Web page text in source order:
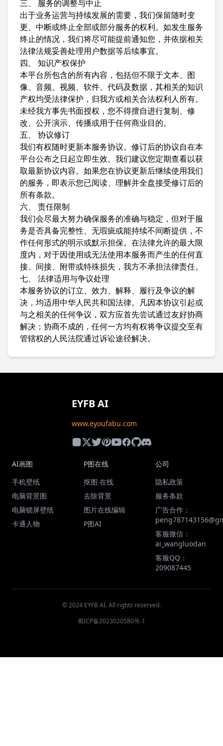
三、 服务的调整与中止
出于业务运营与持续发展的需要，我们保留随时变
更、中断或终止全部或部分服务的权利。如发生服务
终止的情况，我们将尽可能提前通知您，并依据相关
法律法规妥善处理用户数据等后续事宜。
四、 知识产权保护
本平台所包含的所有内容，包括但不限于文本、图
像、音频、视频、软件、代码及数据，其相关的知识
产权均受法律保护，归我方或相关合法权利人所有。
未经我方事先书面授权，您不得擅自进行复制、修
改、公开演示、传播或用于任何商业目的。
五、 协议修订
我们有权随时更新本服务协议。修订后的协议自在本
平台公布之日起立即生效。我们建议您定期查看以获
取最新协议内容。如果您在协议更新后继续使用我们
的服务，即表示您已阅读、理解并全盘接受修订后的
所有条款。
六、 责任限制
我们会尽最大努力确保服务的准确与稳定，但对于服
务是否具备完整性、无瑕疵或能持续不间断提供，不
作任何形式的明示或默示担保。在法律允许的最大限
度内，对于因使用或无法使用本服务而产生的任何直
接、间接、附带或特殊损失，我方不承担法律责任。
七、 法律适用与争议处理
本服务协议的订立、效力、解释、履行及争议的解
决，均适用中华人民共和国法律。凡因本协议引起或
与之相关的任何争议，双方应首先尝试通过友好协商
解决；协商不成的，任何一方均有权将争议提交至有
管辖权的人民法院通过诉讼途径解决。
EYFB AI
www.eyoufabu.com
AI画图
手机壁纸
电脑背景图
电脑锁屏壁纸
卡通人物
P图在线
抠图 在线
去除背景
图片在线编辑
P图AI
公司
隐私政策
服务条款
广告合作：
客服微信：
ai_wangluodan
客服QQ：
209087445
© 2024 EYFB AI. All rights reserved.
蜀ICP备2023020580号-1